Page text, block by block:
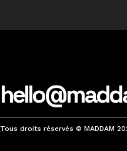
Tous droits réservés © MADDAM